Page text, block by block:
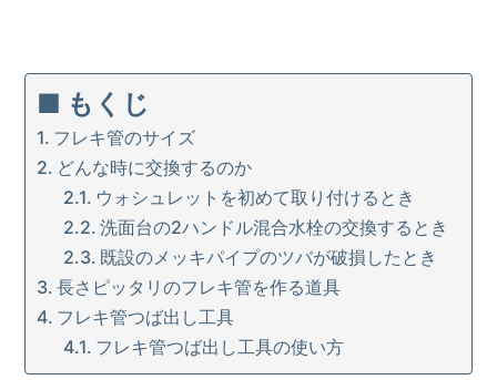
■ もくじ
フレキ管のサイズ
どんな時に交換するのか
ウォシュレットを初めて取り付けるとき
洗面台の2ハンドル混合水栓の交換するとき
既設のメッキパイプのツバが破損したとき
長さピッタリのフレキ管を作る道具
フレキ管つば出し工具
フレキ管つば出し工具の使い方